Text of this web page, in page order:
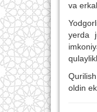
va
yerda
oldin